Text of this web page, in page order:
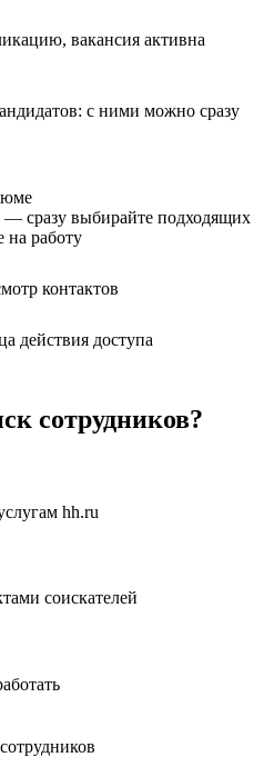
вакансия активна
с ними можно сразу
сразу выбирайте подходящих
на работу
контактов
действия доступа
сотрудников?
hh.ru
соискателей